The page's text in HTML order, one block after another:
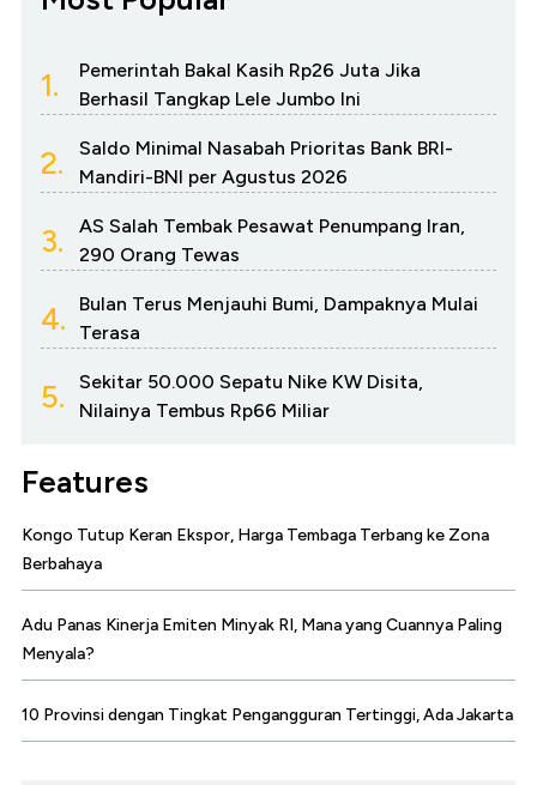
1.
Pemerintah Bakal Kasih Rp26 Juta Jika
Berhasil Tangkap Lele Jumbo Ini
2.
Saldo Minimal Nasabah Prioritas Bank BRI-
Mandiri-BNI per Agustus 2026
3.
AS Salah Tembak Pesawat Penumpang Iran,
290 Orang Tewas
4.
Bulan Terus Menjauhi Bumi, Dampaknya Mulai
Terasa
5.
Sekitar 50.000 Sepatu Nike KW Disita,
Nilainya Tembus Rp66 Miliar
Features
Kongo Tutup Keran Ekspor, Harga Tembaga Terbang ke Zona
Berbahaya
Adu Panas Kinerja Emiten Minyak RI, Mana yang Cuannya Paling
Menyala?
10 Provinsi dengan Tingkat Pengangguran Tertinggi, Ada Jakarta